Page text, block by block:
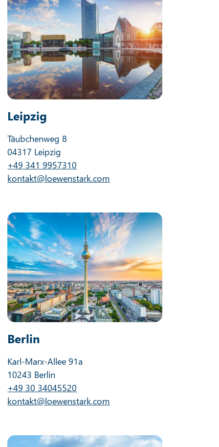
Leipzig
Täubchenweg 8
04317 Leipzig
+49 341 9957310
kontakt@loewenstark.com
Berlin
Karl-Marx-Allee 91a
10243 Berlin
+49 30 34045520
kontakt@loewenstark.com